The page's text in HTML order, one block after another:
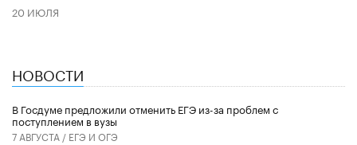
20 ИЮЛЯ
НОВОСТИ
В Госдуме предложили отменить ЕГЭ из-за проблем с
поступлением в вузы
7 АВГУСТА / ЕГЭ И ОГЭ